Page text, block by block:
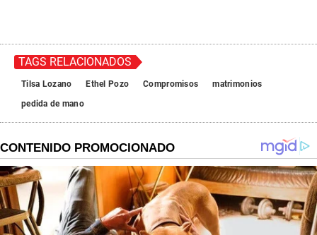
o
n
d
TAGS RELACIONADOS
Tilsa Lozano Ethel Pozo Compromisos
matrimonios
pedida de mano